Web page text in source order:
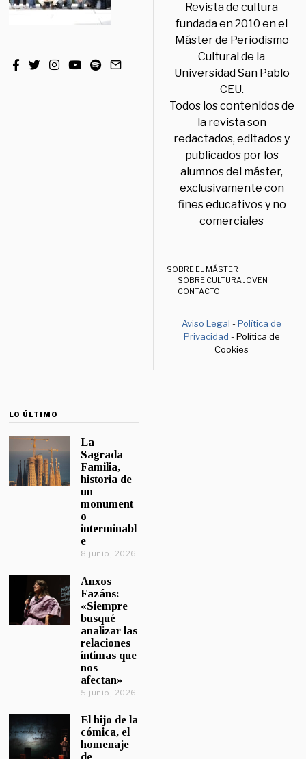
Revista de cultura
fundada en 2010 en el
Máster de Periodismo
Cultural de la
Universidad San Pablo
CEU.
Todos los contenidos de
la revista son
redactados, editados y
publicados por los
alumnos del máster,
exclusivamente con
fines educativos y no
comerciales
SOBRE EL MÁSTER
SOBRE CULTURA JOVEN
CONTACTO
Aviso Legal -Política de
Privacidad - Política de
Cookies
LO ÚLTIMO
La
Sagrada
Familia,
historia de
un
monument
o
interminabl
e
8 junio, 2026
Anxos
Fazáns:
«Siempre
busqué
analizar las
relaciones
íntimas que
nos
afectan»
5 junio, 2026
El hijo de la
cómica, el
homenaje